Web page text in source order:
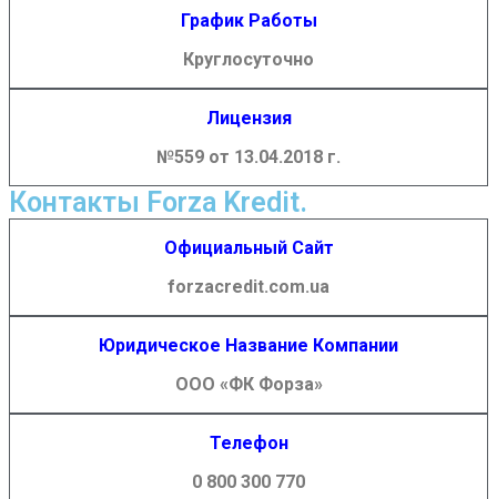
График Работы
Круглосуточно
Лицензия
№559 от 13.04.2018 г.
Контакты Forza Kredit.
Официальный Сайт
forzacredit.com.ua
Юридическое Название Компании
ООО «ФК Форза»
Телефон
0 800 300 770